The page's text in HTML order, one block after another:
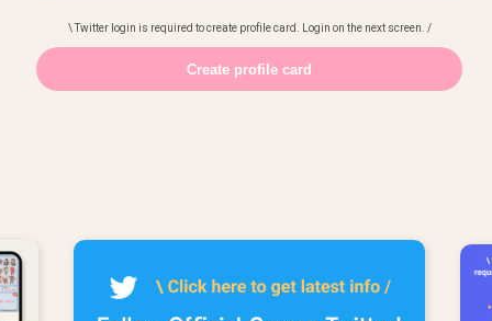
\ Twitter login is required to create profile card. Login on the next screen. /